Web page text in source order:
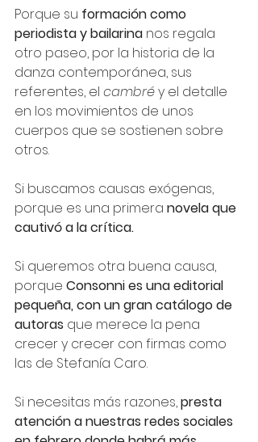
Porque su formación como
periodista y bailarina nos regala
otro paseo, por la historia de la
danza contemporánea, sus
referentes, el cambré y el detalle
en los movimientos de unos
cuerpos que se sostienen sobre
otros.
Si buscamos causas exógenas,
porque es una primera novela que
cautivó a la crítica.
Si queremos otra buena causa,
porque Consonni es una editorial
pequeña, con un gran catálogo de
autoras que merece la pena
crecer y crecer con firmas como
las de Stefanía Caro.
Si necesitas más razones, presta
atención a nuestras redes sociales